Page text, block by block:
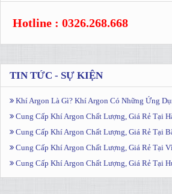
Hotline : 0326.268.668
TIN TỨC - SỰ KIỆN
Khí Argon Là Gì? Khí Argon Có Những Ứng
Cung Cấp Khí Argon Chất Lượng, Giá Rẻ Tại
Cung Cấp Khí Argon Chất Lượng, Giá Rẻ Tại
Cung Cấp Khí Argon Chất Lượng, Giá Rẻ Tại
Cung Cấp Khí Argon Chất Lượng, Giá Rẻ Tại